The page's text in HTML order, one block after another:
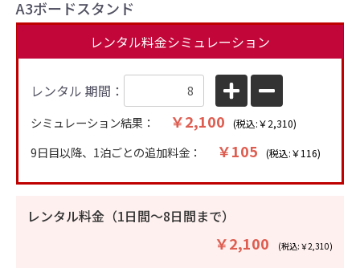
A3ボードスタンド
レンタル料金シミュレーション
レンタル 期間：
シミュレーション結果： ￥2,100 (税込:￥2,310)
9日目以降、1泊ごとの追加料金： ￥105 (税込:￥116)
レンタル料金（1日間〜8日間まで）
￥2,100 (税込:￥2,310)